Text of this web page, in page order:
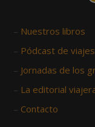
– Nuestros libros
– Pódcast de viajes
– Jornadas de los
– La editorial
– Contacto